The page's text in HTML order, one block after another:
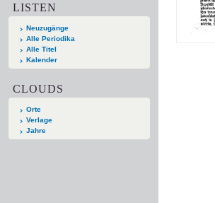
LISTEN
Neuzugänge
Alle Periodika
Alle Titel
Kalender
CLOUDS
Orte
Verlage
Jahre